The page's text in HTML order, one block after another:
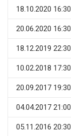
18.10.2020 16:30
20.06.2020 16:30
18.12.2019 22:30
10.02.2018 17:30
20.09.2017 19:30
04.04.2017 21:00
05.11.2016 20:30